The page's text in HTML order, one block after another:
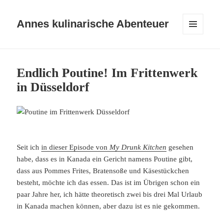
Annes kulinarische Abenteuer
Endlich Poutine! Im Frittenwerk
in Düsseldorf
Seit ichin dieser Episode vonMy Drunk Kitchen gesehen
habe, dass es in Kanada ein Gericht namens Poutine gibt,
dass aus Pommes Frites, Bratensoße und Käsestückchen
besteht, möchte ich das essen. Das ist im Übrigen schon ein
paar Jahre her, ich hätte theoretisch zwei bis drei Mal Urlaub
in Kanada machen können, aber dazu ist es nie gekommen.